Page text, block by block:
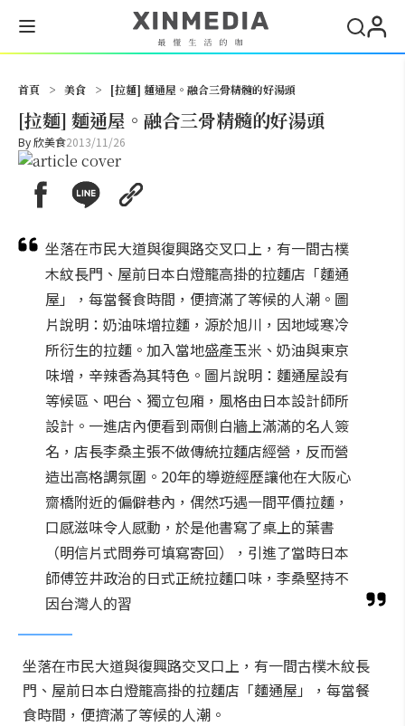
首頁 > 美食 > [拉麵] 麵通屋。融合三骨精髓的好湯頭
[拉麵] 麵通屋。融合三骨精髓的好湯頭
By欣美食2013/11/26
坐落在市民大道與復興路交叉口上，有一間古樸
木紋長門、屋前日本白燈籠高掛的拉麵店「麵通
屋」，每當餐食時間，便擠滿了等候的人潮。圖
片說明：奶油味增拉麵，源於旭川，因地域寒冷
所衍生的拉麵。加入當地盛產玉米、奶油與東京
味增，辛辣香為其特色。圖片說明：麵通屋設有
等候區、吧台、獨立包廂，風格由日本設計師所
設計。一進店內便看到兩側白牆上滿滿的名人簽
名，店長李桑主張不做傳統拉麵店經營，反而營
造出高格調氛圍。20年的導遊經歷讓他在大阪心
齋橋附近的偏僻巷內，偶然巧遇一間平價拉麵，
口感滋味令人感動，於是他書寫了桌上的葉書
（明信片式問券可填寫寄回），引進了當時日本
師傅笠井政治的日式正統拉麵口味，李桑堅持不
因台灣人的習
坐落在市民大道與復興路交叉口上，有一間古樸木紋長
門、屋前日本白燈籠高掛的拉麵店「麵通屋」，每當餐
食時間，便擠滿了等候的人潮。